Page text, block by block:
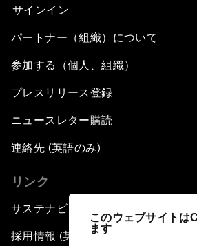
このウェブサイトは
ます
サインイン
パートナー（組織）について
参加する（個人、組織）
プレスリリース登録
ニュースレター購読
連絡先 (英語のみ)
リンク
サステナビリティへの取り組み
採用情報 (英語のみ)